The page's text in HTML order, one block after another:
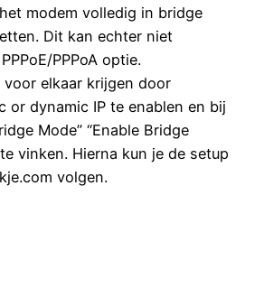
modem volledig in bridge
Dit kan echter niet
PPPoA optie.
elkaar krijgen door
or dynamic IP te enablen en bij
Mode” “Enable Bridge
vinken. Hierna kun je de setup
volgen.